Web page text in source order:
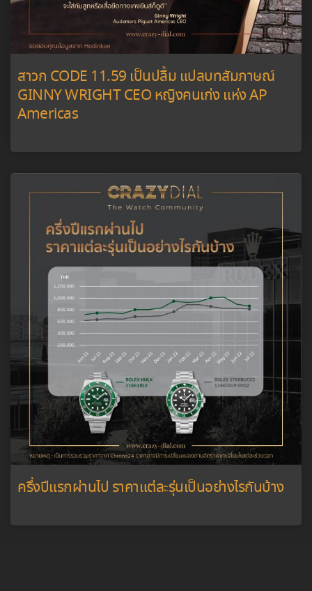
สาวก CODE 11.59 เป็นปลื้ม แปลบทสัมภาษณ์
GINNY WRIGHT CEO หญิงคนเก่ง แห่ง AP
Americas
ครึ่งปีแรกผ่านไป ราคาแต่ละรุ่นเป็นอย่างไรกันบ้าง